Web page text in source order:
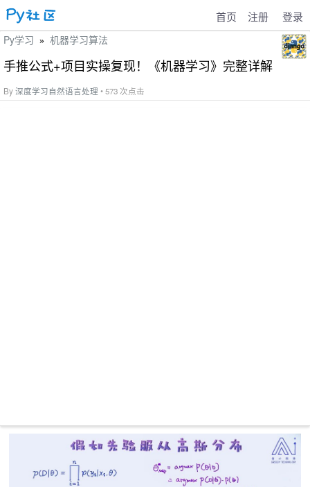
首页 注册 登录
Py学习 » 机器学习算法
手推公式+项目实操复现！《机器学习》完整详解
By深度学习自然语言处理 • 573 次点击